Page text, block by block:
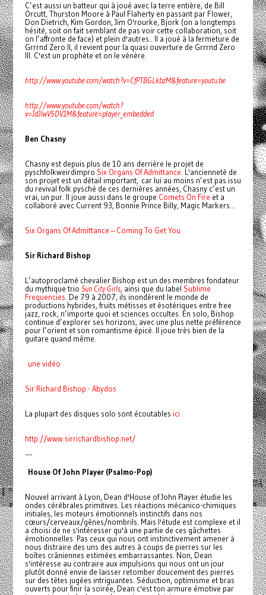
C’est aussi un batteur qui à joué avec la terre entière, de Bill
Orcutt, Thurston Moore à Paul Flaherty en passant par Flower,
Don Dietrich, Kim Gordon, Jim O'rourke, Bjork (on a longtemps
hésité, soit on fait semblant de pas voir cette collaboration, soit
on l’affronte de face) et plein d'autres.. Il a joué à la fermeture de
Grrrnd Zero II, il revient pour la quasi ouverture de Grrrnd Zero
III. C'est un prophète et on le vénère.
http://www.youtube.com/watch?v=CfPTBGLkbzM&feature=youtu.be
http://www.youtube.com/watch?
v=JdJIwVSDV1M&feature=player_embedded
Ben Chasny
Chasny est depuis plus de 10 ans derrière le projet de
pyschfolkweirdimpro Six Organs Of Admittance. L'ancienneté de
son projet est un détail important, car lui au moins n’est pas issu
du revival folk pysché de ces dernières années, Chasny c’est un
vrai, un pur. Il joue aussi dans le groupe Comets On Fire et a
collaboré avec Current 93, Bonnie Prince Billy, Magic Markers...
Six Organs Of Admittance – Coming To Get You
Sir Richard Bishop
L’autoproclamé chevalier Bishop est un des membres fondateur
du mythique trio Sun City Girls, ainsi que du label Sublime
Frequencies. De 79 à 2007, ils inondèrent le monde de
productions hybrides, fruits métisses et ésotériques entre free
jazz, rock, n’importe quoi et sciences occultes. En solo, Bishop
continue d’explorer ses horizons, avec une plus nette préférence
pour l’orient et son romantisme épicé. Il joue très bien de la
guitare quand même.
une vidéo
Sir Richard Bishop - Abydos
La plupart des disques solo sont écoutables ici
http://www.sirrichardbishop.net/
---
House Of John Player (Psalmo-Pop)
Nouvel arrivant à Lyon, Dean d'House of John Player étudie les
ondes cérébrales primitives. Les réactions mécanico-chimiques
initiales, les moteurs émotionnels instinctifs dans nos
cœurs/cerveaux/gênes/nombrils. Mais l'étude est complexe et il
a choisi de ne s'intéresser qu'à une partie de ces gâchettes
émotionnelles. Pas ceux qui nous ont instinctivement amener à
nous distraire des uns des autres à coups de pierres sur les
boîtes crâniennes estimées embarrassantes. Non, Dean
s'intéresse au contraire aux impulsions qui nous ont un jour
plutôt donné envie de laisser retomber doucement des pierres
sur des têtes jugées intriguantes. Séduction, optimisme et bras
ouverts pour finir la soirée, Dean c'est ton armure émotive par